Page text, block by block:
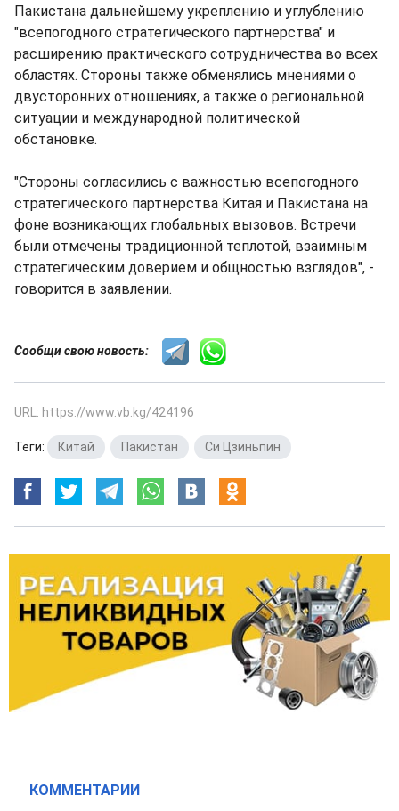
Пакистана дальнейшему укреплению и углублению
"всепогодного стратегического партнерства" и
расширению практического сотрудничества во всех
областях. Стороны также обменялись мнениями о
двусторонних отношениях, а также о региональной
ситуации и международной политической
обстановке.
"Стороны согласились с важностью всепогодного
стратегического партнерства Китая и Пакистана на
фоне возникающих глобальных вызовов. Встречи
были отмечены традиционной теплотой, взаимным
стратегическим доверием и общностью взглядов", -
говорится в заявлении.
Сообщи свою новость:
URL: https://www.vb.kg/424196
Теги: Китай Пакистан Си Цзиньпин
КОММЕНТАРИИ